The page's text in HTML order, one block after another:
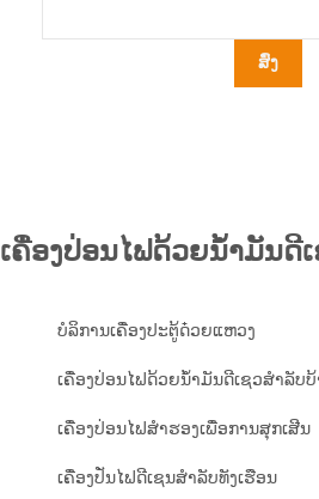
ສົ່ງ
ເຄື່ອງປ່ອນໄຟດ້ວຍນ້ຳມັນດີ
ບໍລິການເຄື່ອງປະຕູ້ດ໋ວຍແຫວງ
ເຄື່ອງປ່ອນໄຟດ້ວຍນ້ຳມັນດີເຊວສຳລັບບ້
ເຄື່ອງປ່ອນໄຟສຳຮອງເພື່ອການສຸກເສີນ
ເຄື່ອງປັ່ນໄຟດີເຊນສຳລັບທັງເຮືອນ